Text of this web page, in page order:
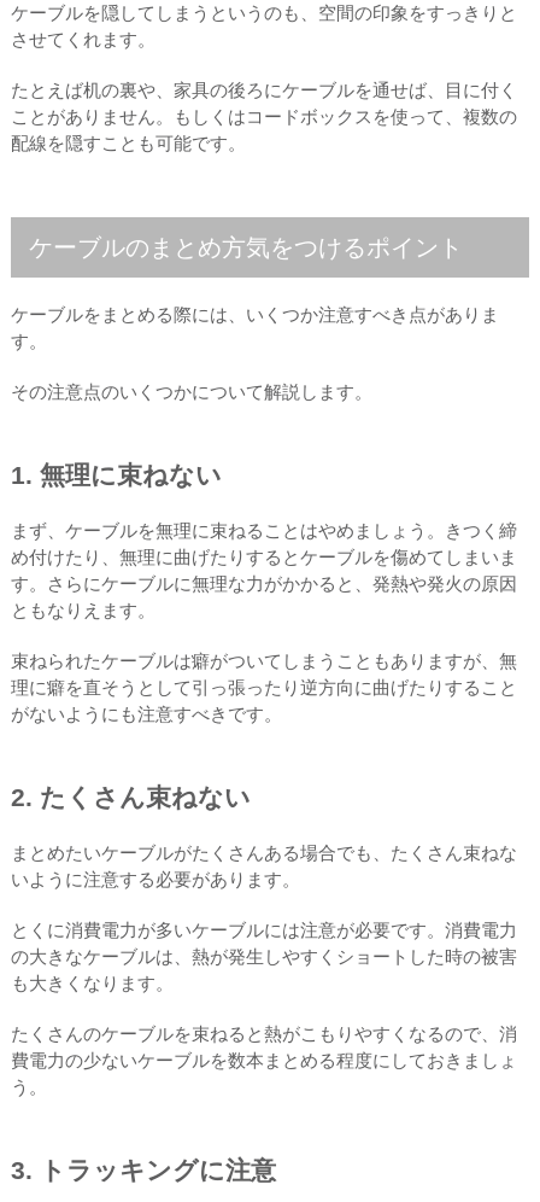
ケーブルを隠してしまうというのも、空間の印象をすっきりと
させてくれます。
たとえば机の裏や、家具の後ろにケーブルを通せば、目に付く
ことがありません。もしくはコードボックスを使って、複数の
配線を隠すことも可能です。
ケーブルのまとめ方気をつけるポイント
ケーブルをまとめる際には、いくつか注意すべき点がありま
す。
その注意点のいくつかについて解説します。
1. 無理に束ねない
まず、ケーブルを無理に束ねることはやめましょう。きつく締
め付けたり、無理に曲げたりするとケーブルを傷めてしまいま
す。さらにケーブルに無理な力がかかると、発熱や発火の原因
ともなりえます。
束ねられたケーブルは癖がついてしまうこともありますが、無
理に癖を直そうとして引っ張ったり逆方向に曲げたりすること
がないようにも注意すべきです。
2. たくさん束ねない
まとめたいケーブルがたくさんある場合でも、たくさん束ねな
いように注意する必要があります。
とくに消費電力が多いケーブルには注意が必要です。消費電力
の大きなケーブルは、熱が発生しやすくショートした時の被害
も大きくなります。
たくさんのケーブルを束ねると熱がこもりやすくなるので、消
費電力の少ないケーブルを数本まとめる程度にしておきましょ
う。
3. トラッキングに注意